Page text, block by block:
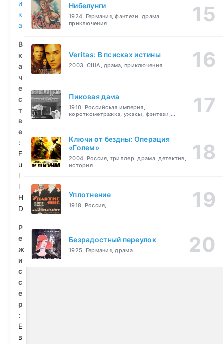
и
к
а
В
к
а
ч
е
с
т
в
е
:
F
u
l
l
H
D
Р
е
ж
и
с
с
е
р
:
Е
в
Нибелунги
1924, Германия, фэнтези, драма,
приключения
Veritas: В поисках истины
2003, США, драма, приключения
Пиковая дама
1910, Российская империя,
короткометражка, ужасы, фэнтези,
Ключи от бездны: Операция
«Голем»
2004, Россия, триллер, драма, детектив,
история
Уплотнение
1918, Россия,
Безрадостный переулок
1925, Германия, драма